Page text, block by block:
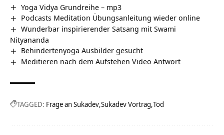
Yoga Vidya Grundreihe – mp3
Podcasts Meditation Übungsanleitung wieder online
Wunderbar inspirierender Satsang mit Swami
Nityananda
Behindertenyoga Ausbilder gesucht
Meditieren nach dem Aufstehen Video Antwort
TAGGED: Frage an Sukadev Sukadev Vortrag Tod